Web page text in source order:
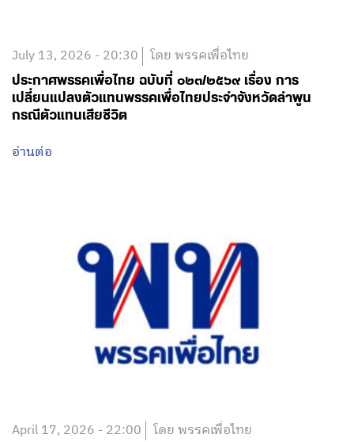
July 13, 2026 - 20:30 โดย พรรคเพื่อไทย
ประกาศพรรคเพื่อไทย ฉบับที่ ๐๒๓/๒๕๖๙ เรื่อง การ
เปลี่ยนแปลงตัวแทนพรรคเพื่อไทยประจำจังหวัดลำพูน
กรณีตัวแทนเสียชีวิต
อ่านต่อ
April 17, 2026 - 22:00 โดย พรรคเพื่อไทย